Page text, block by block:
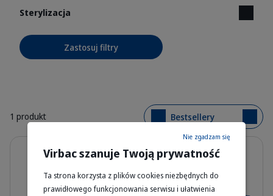
Sterylizacja
Zastosuj filtry
1 produkt Bestsellery
Hypoallergy A2 - karma
hipoalergiczna dla psów
3 kg - 7kg - 12 kg
Virbac szanuje Twoją prywatność
Ta strona korzysta z plików cookies niezbędnych do
prawidłowego funkcjonowania serwisu i ułatwienia
Nie zgadzam się